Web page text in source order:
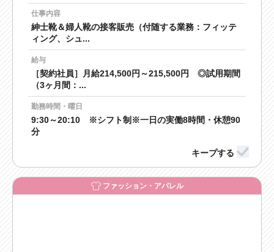
仕事内容
紳士靴＆婦人靴の接客販売（付随する業務：フィッテ
ィング、シュ...
給与
［契約社員］月給214,500円～215,500円 ◎試用期間
（3ヶ月間：...
勤務時間・曜日
9:30～20:10 ※シフト制※一日の実働8時間・休憩90
分
ファッション・アパレル